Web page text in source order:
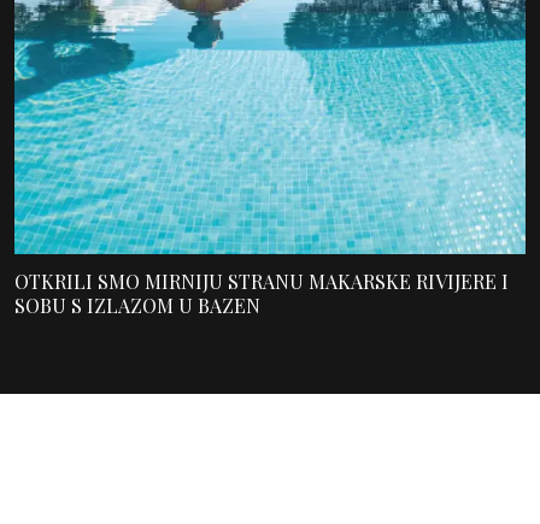
OTKRILI SMO MIRNIJU STRANU MAKARSKE RIVIJERE I
SOBU S IZLAZOM U BAZEN